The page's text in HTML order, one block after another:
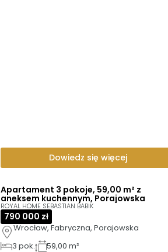
Dowiedz się więcej
Apartament 3 pokoje, 59,00 m² z
aneksem kuchennym, Porajowska
ROYAL HOME SEBASTIAN BABIK
790 000 zł
Wrocław, Fabryczna, Porajowska
3 pok. 59,00 m²